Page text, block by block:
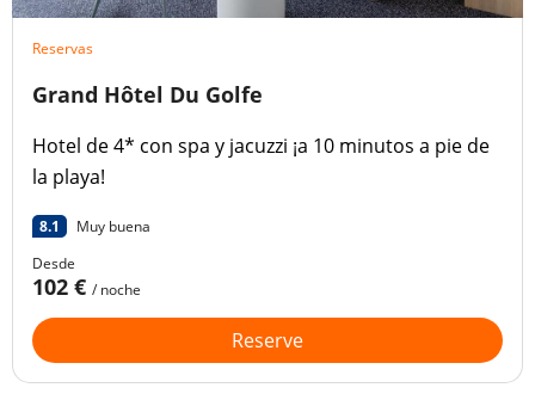
Reservas
Grand Hôtel Du Golfe
Hotel de 4* con spa y jacuzzi ¡a 10 minutos a pie de
la playa!
8.1
Muy buena
Desde
102 € / noche
Reserve